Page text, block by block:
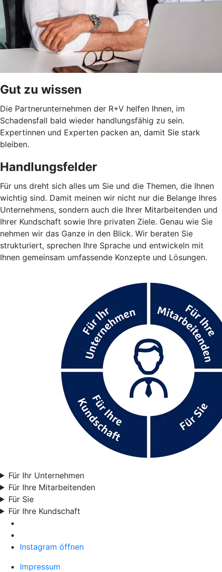
Gut zu wissen
Die Partnerunternehmen der R+V helfen Ihnen, im
Schadensfall bald wieder handlungsfähig zu sein.
Expertinnen und Experten packen an, damit Sie stark
bleiben.
Handlungsfelder
Für uns dreht sich alles um Sie und die Themen, die Ihnen
wichtig sind. Damit meinen wir nicht nur die Belange Ihres
Unternehmens, sondern auch die Ihrer Mitarbeitenden und
Ihrer Kundschaft sowie Ihre privaten Ziele. Genau wie Sie
nehmen wir das Ganze in den Blick. Wir beraten Sie
strukturiert, sprechen Ihre Sprache und entwickeln mit
Ihnen gemeinsam umfassende Konzepte und Lösungen.
Für Ihr Unternehmen
Für Ihre Mitarbeitenden
Für Sie
Für Ihre Kundschaft
Instagram öffnen
Impressum